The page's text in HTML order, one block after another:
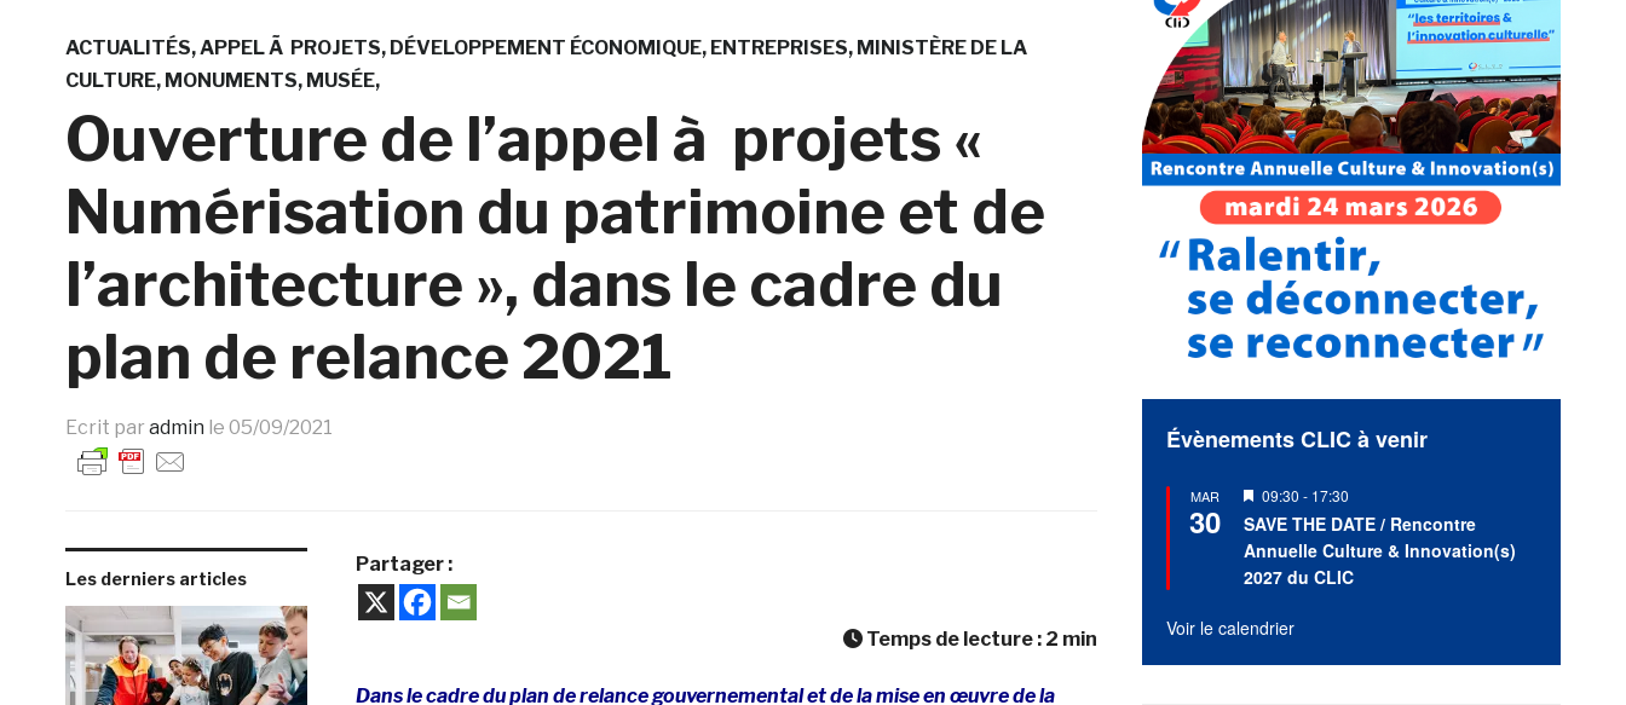
ACTUALITÉS APPEL Ã PROJETS DÉVELOPPEMENT ÉCONOMIQUE ENTREPRISES MINISTÈRE DE LA
CULTURE MONUMENTS MUSÉE
Ouverture de l’appel à projets «
Numérisation du patrimoine et de
l’architecture », dans le cadre du
plan de relance 2021
Ecrit par admin le 05/09/2021
Les derniers articles
Partager :
Temps de lecture : 2 min
Dans le cadre du plan de relance gouvernemental et de la mise en œuvre de la
Évènements CLIC à venir
MAR
30
Mis
en
avant
09:30 - 17:30
SAVE THE DATE / Rencontre
Annuelle Culture & Innovation(s)
2027 du CLIC
Voir le calendrier